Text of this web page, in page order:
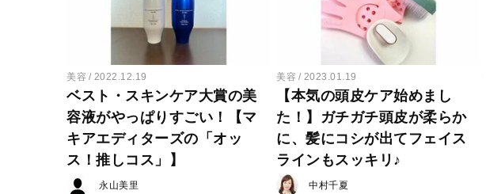
美容 2022.12.19
ベスト・スキンケア大賞の美
容液がやっぱりすごい！【マ
キアエディターズの「オッ
ス！推しコス」】
永山美里
美容 2023.01.19
【本気の頭皮ケア始めまし
た！】ガチガチ頭皮が柔らか
に、髪にコシが出てフェイス
ラインもスッキリ♪
中村千夏